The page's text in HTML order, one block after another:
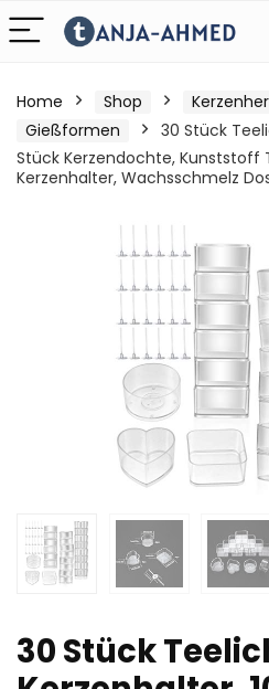
Home Shop
Gießformen
30 Stück
Stück Kerzendochte, Kunststoff
Kerzenhalter, Wachsschmelz
30 Stück